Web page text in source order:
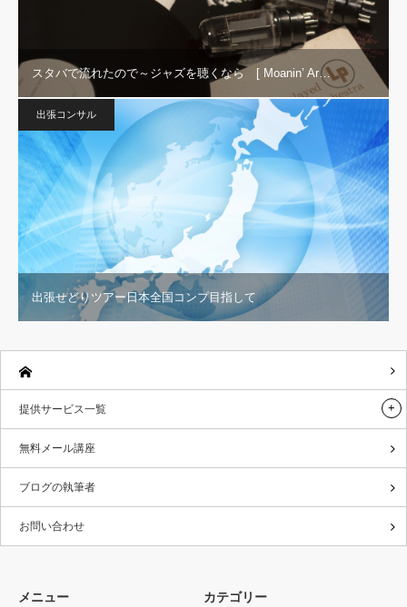
スタバで流れたので～ジャズを聴くなら [ Moanin’ Ar…
出張コンサル
出張せどりツアー日本全国コンプ目指して
提供サービス一覧
無料メール講座
ブログの執筆者
お問い合わせ
メニュー カテゴリー